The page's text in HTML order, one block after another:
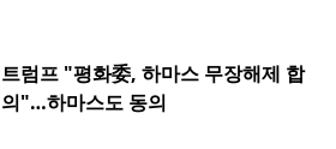
트럼프 "평화委, 하마스 무장해제 합
의"…하마스도 동의